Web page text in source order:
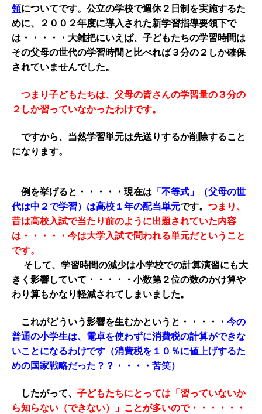
領についてです。公立の学校で週休２日制を実施するた
めに、２００２年度に導入された新学習指導要領下で
は・・・・・大雑把にいえば、子どもたちの学習時間は
その父母の世代の学習時間と比べれば３分の２しか確保
されていませんでした。
つまり子どもたちは、父母の皆さんの学習量の３分の
２しか習っていなかったわけです。
ですから、当然学習単元は先送りするか削除すること
になります。
例を挙げると・・・・・現在は 「不等式」（父母の世
代は中２で学習）は高校１年の配当単元です。 つまり、
昔は高校入試で当たり前のように出題されていた内容
は・・・・・今は大学入試で問われる単元だということ
です。
そして、学習時間の減少は小学校での計算演習にも大
きく影響していて・・・・・小数第２位の数のかけ算や
わり算もかなり軽減されてしまいました。
これがどういう影響を生むかというと・・・・・ 今の
普通の小学生は、電卓を使わずに消費税の計算ができな
いことになるわけです（消費税を１０％に値上げするた
めの国家戦略だった？？・・・・苦笑）
したがって、 子どもたちにとっては「習っていないか
ら知らない（できない）」ことが多いので・・・・・・